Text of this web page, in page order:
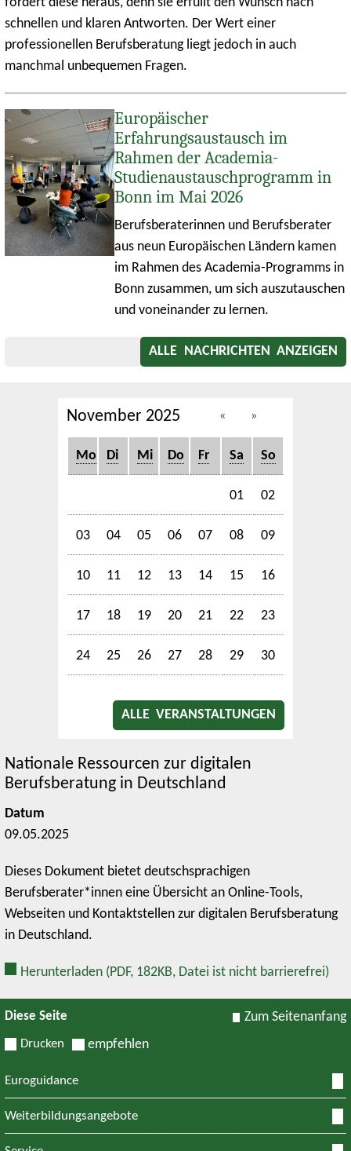
schnellen und klaren Antworten. Der Wert einer
professionellen Berufsberatung liegt jedoch in auch
manchmal unbequemen Fragen.
Europäischer
Erfahrungsaustausch im
Rahmen der Academia-
Studienaustauschprogramm in
Bonn im Mai 2026
Berufsberaterinnen und Berufsberater
aus neun Europäischen Ländern kamen
im Rahmen des Academia-Programms in
Bonn zusammen, um sich auszutauschen
und voneinander zu lernen.
ALLE NACHRICHTEN ANZEIGEN
November 2025 « »
Mo Di Mi Do Fr Sa So
01 02
03 04 05 06 07 08 09
10 11 12 13 14 15 16
17 18 19 20 21 22 23
24 25 26 27 28 29 30
ALLE VERANSTALTUNGEN
Nationale Ressourcen zur digitalen
Berufsberatung in Deutschland
Datum
09.05.2025
Dieses Dokument bietet deutschsprachigen
Berufsberater*innen eine Übersicht an Online-Tools,
Webseiten und Kontaktstellen zur digitalen Berufsberatung
in Deutschland.
Herunterladen (PDF, 182KB, Datei ist nicht barrierefrei)
Diese Seite
Drucken empfehlen
Zum Seitenanfang
Euroguidance
Weiterbildungsangebote